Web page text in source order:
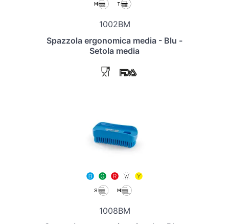
1002BM
Spazzola ergonomica media - Blu -
Setola media
1008BM